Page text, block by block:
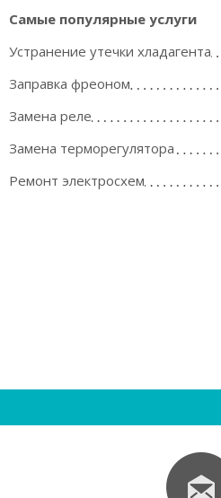
Самые популярные услуги
Устранение утечки хладагента
Заправка фреоном
Замена реле
Замена терморегулятора
Ремонт электросхем